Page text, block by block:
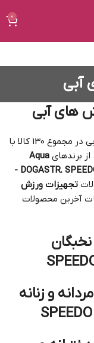
0
آبی
های آبی
محصولات دسته بندی تجهیزات ورزش های آبی در مجموع 130 کالا با
Aqua
DOGASTR،
SPEEDO -
تجهیزات ورزش
آخرین محصولات
و زنانه